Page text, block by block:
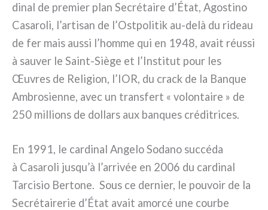
di­nal de pre­mier plan Secrétaire d’État, Agostino
Casaroli, l’artisan de l’Ostpolitik au-delà du rideau
de fer mais aus­si l’homme qui en 1948, avait réus­si
à sau­ver le Saint-Siège et l’Institut pour les
Œuvres de Religion, l’IOR, du crack de la Banque
Ambrosienne, avec un trans­fert « volon­tai­re » de
250 mil­lions de dol­lars aux ban­ques cré­di­tri­ces.
En 1991, le car­di­nal Angelo Sodano suc­cé­da
à Casaroli jusqu’à l’arrivée en 2006 du car­di­nal
Tarcisio Bertone. Sous ce der­nier, le pou­voir de la
Secrétairerie d’État avait amor­cé une cour­be